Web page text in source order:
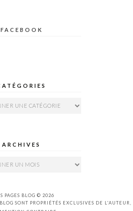
FACEBOOK
ARCHIVES
PAGES BLOG © 2026
SONT PROPRIÉTÉS EXCLUSIVES DE L'AUTEUR,